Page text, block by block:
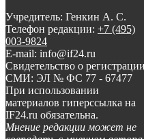
Учредитель: Генкин А. С.
Телефон редакции: +7 (495)
003-9824
E-mail: info@if24.ru
Свидетельство о регистрации
СМИ: ЭЛ № ФС 77 - 67477
При использовании
материалов гиперссылка на
IF24.ru обязательна.
Мнение редакции может не